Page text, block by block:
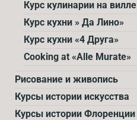
Курс кулинарии на вилле
Курс кухни » Да Лино»
Курс кухни «4 Друга»
Cooking at «Alle Murate»
Рисование и живопись
Курсы истории искусства
Курсы истории Флоренции